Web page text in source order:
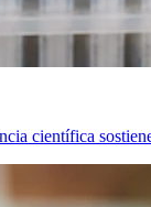
científica